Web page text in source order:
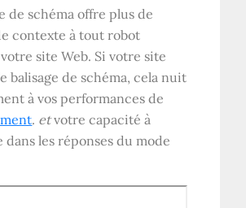
de schéma offre plus de
contexte à tout robot
site Web. Si votre site
balisage de schéma, cela nuit
à vos performances de
. etvotre capacité à
dans les réponses du mode